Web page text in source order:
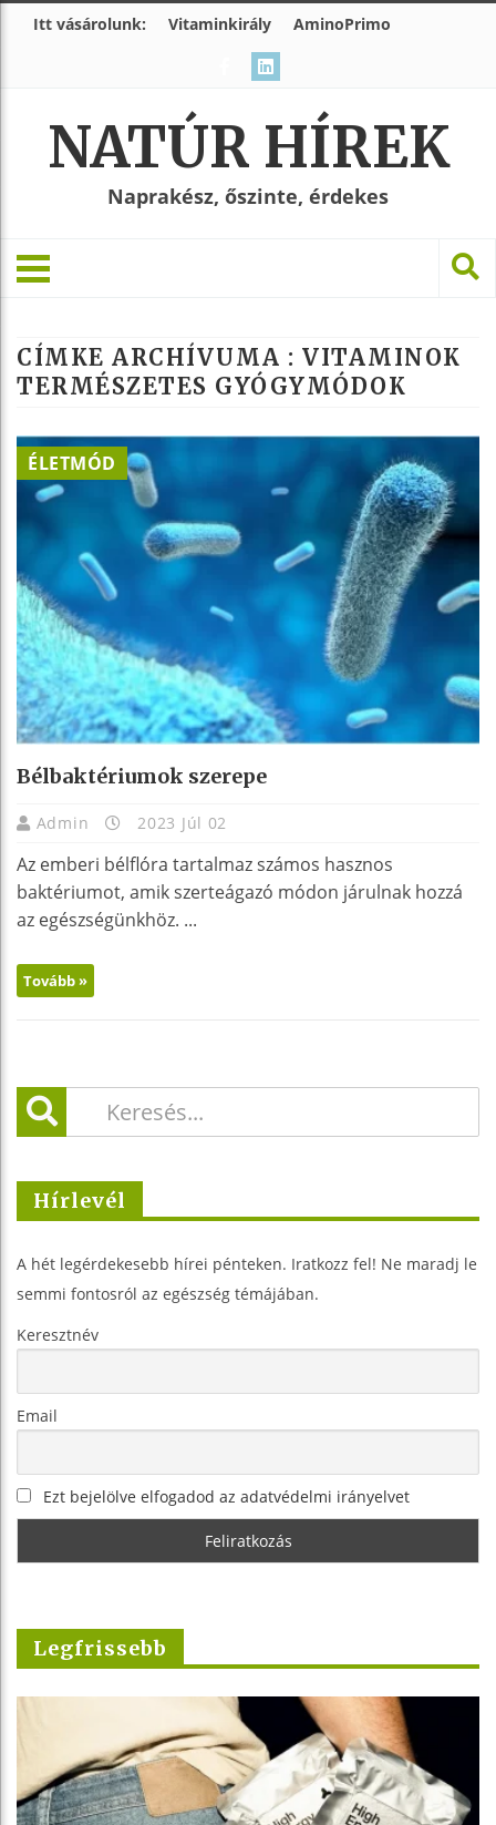
Itt vásárolunk: Vitaminkirály AminoPrimo
NATÚR HÍREK
Naprakész, őszinte, érdekes
CÍMKE ARCHÍVUMA : VITAMINOK
TERMÉSZETES GYÓGYMÓDOK
ÉLETMÓD
Bélbaktériumok szerepe
Admin 2023 Júl 02
Az emberi bélflóra tartalmaz számos hasznos
baktériumot, amik szerteágazó módon járulnak hozzá
az egészségünkhöz. ...
Tovább »
Hírlevél
A hét legérdekesebb hírei pénteken. Iratkozz fel! Ne maradj le
semmi fontosról az egészség témájában.
Keresztnév
Email
Ezt bejelölve elfogadod az adatvédelmi irányelvet
Legfrissebb